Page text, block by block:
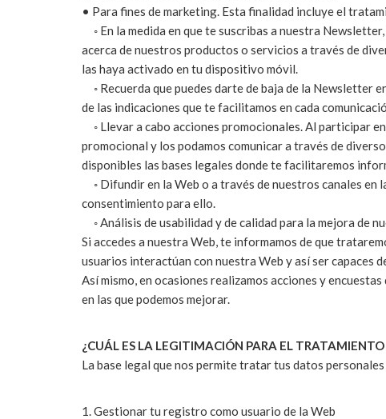
• Para fines de marketing. Esta finalidad incluye el
◦ En la medida en que te suscribas a nuestra
acerca de nuestros productos o servicios a través de
las haya activado en tu dispositivo móvil.
◦ Recuerda que puedes darte de baja de la Newsletter
de las indicaciones que te facilitamos en cada
◦ Llevar a cabo acciones promocionales. Al participar
promocional y los podamos comunicar a través de
disponibles las bases legales donde te facilitaremos
◦ Difundir en la Web o a través de nuestros canales en
consentimiento para ello.
◦ Análisis de usabilidad y de calidad para la mejora de
Si accedes a nuestra Web, te informamos de que
usuarios interactúan con nuestra Web y así ser capaces
Así mismo, en ocasiones realizamos acciones y
en las que podemos mejorar.
¿CUÁL ES LA LEGITIMACIÓN PARA EL
La base legal que nos permite tratar tus datos
1. Gestionar tu registro como usuario de la Web